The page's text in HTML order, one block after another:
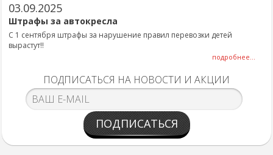
03.09.2025
Штрафы за автокресла
С 1 сентября штрафы за нарушение правил перевозки детей
вырастут!!
подробнее...
ПОДПИСАТЬСЯ НА НОВОСТИ И АКЦИИ
ПОДПИСАТЬСЯ